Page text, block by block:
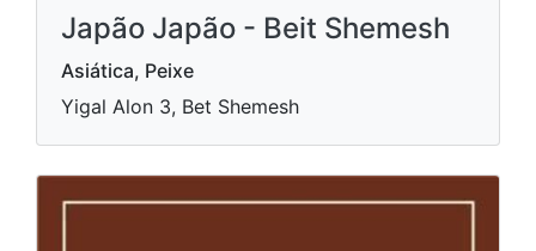
Japão Japão - Beit Shemesh
Asiática, Peixe
Yigal Alon 3, Bet Shemesh